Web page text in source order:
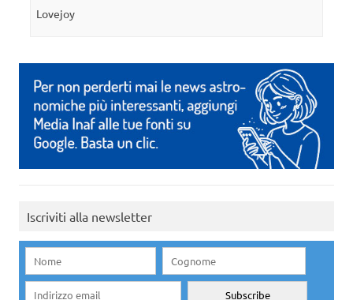
Lovejoy
Iscriviti alla newsletter